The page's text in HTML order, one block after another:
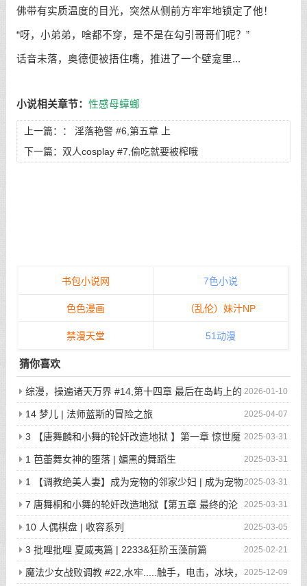
佛带有实质温度的目光，突然从侧前方牢牢地锁定了他！
“呀，小弟弟，啥都不穿，是不是在勾引哥哥们呢？”
话音未落，奥德便被捂住嘴，推进了一个壁龛里...
小说相关章节： 性感母蟑螂
上一篇：： 淫落艳警 #6,第五章 上
下一篇： 双人cosplay #7,偷吃就要被榨哦
书包小说网 7色小说
色色漫画 （乱伦）妹汁NP
禁漫天堂 51动漫
猜你喜欢
2026-01-10
综漫，操遍诸天万界 #14,第十四章 最后在岛屿上的
狂欢派对
2025-04-07
14 梦儿 | 法师蓝斯的冒险之旅
2025-03-31
3 【唐舞麟和小舞的轮奸改造地狱 】第一章 惊世魔
王现身 | 斗罗大陆同人
2025-03-31
1 芭蕾舞女神的堕落 | 媚黑的舞蹈生
2025-03-31
1 【调教绝美人妻】成为宠物的邻家少妇 | 成为宠物
的邻家少妇
2025-03-31
7 唐舞桐和小舞的轮奸改造地狱【第五章 最终的沦
陷】 | 斗罗大陆同人
2025-03-05
10 人偶棋盘 | 收容系列
2025-02-21
3 批哩批哩 夏威夷篇 | 2233&狂阶玉藻前篇
2025-12-09
魔法少女战败调教 #22,水牢.....触手，电击，冰块，